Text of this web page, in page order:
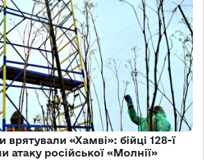
врятували «Хамві»: бійці 128-ї
атаку російської «Молнії»